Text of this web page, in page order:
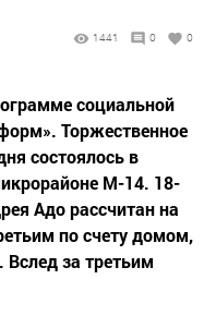
1441 0 0
социальной
Торжественное
состоялось в
М-14. 18-
Адо рассчитан на
по счету домом,
за третьим